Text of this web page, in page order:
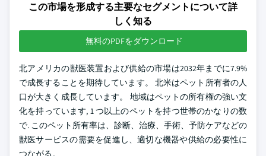
この市場を形成する主要なセグメントについて詳
しく知る
無料のPDFをダウンロード
北アメリカの獣医装置および供給の市場は2032年までに7.9%
で成長することを期待しています。 北米はペット所有者の人
口が大きく成長しています。 地域はペットの所有権の強い文
化を持っています, 1 つ以上のペットを持つ世帯のかなりの数
で. このペット所有率は、診断、治療、手術、予防ケアなどの
獣医サービスの需要を促進し、適切な機器や供給の必要性に
つながる。